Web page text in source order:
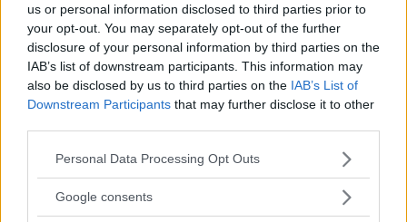
us or personal information disclosed to third parties prior to
your opt-out. You may separately opt-out of the further
disclosure of your personal information by third parties on the
IAB’s list of downstream participants. This information may
also be disclosed by us to third parties on the IAB’s List of
Downstream Participants that may further disclose it to other
Please note that this website/app uses one or more Google
not limited to your visit or usage behaviour. You may click to
Personal Data Processing Opt Outs
Google consents